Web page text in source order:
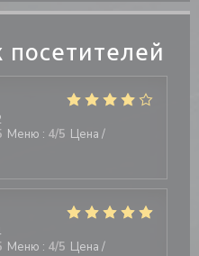
Меню : 4/5 Цена /
Меню : 4/5 Цена /